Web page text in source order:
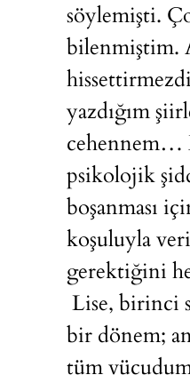
söylemişti.
bilenmiştim.
yazdığım
cehennem…
psikolojik
boşanması
koşuluyla
gerektiğini
Lise, birinci
bir dönem;
tüm